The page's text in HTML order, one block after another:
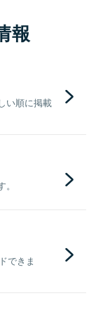
報
い順に掲載
できま